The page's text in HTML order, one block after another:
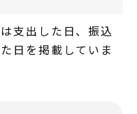
支出した日、振込
日を掲載していま